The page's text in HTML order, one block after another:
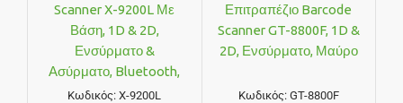
Scanner X-9200L Με
Βάση, 1D & 2D,
Ενσύρματο &
Ασύρματο, Bluetooth,
800mAh, Μαύρο
Κωδικός:X-9200L
Επιτραπέζιο Barcode
Scanner GT-8800F, 1D &
2D, Ενσύρματο, Μαύρο
Κωδικός: GT-8800F